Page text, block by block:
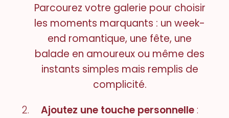
Parcourez votre galerie pour choisir
les moments marquants : un week-
end romantique, une fête, une
balade en amoureux ou même des
instants simples mais remplis de
complicité.
Ajoutez une touche personnelle: